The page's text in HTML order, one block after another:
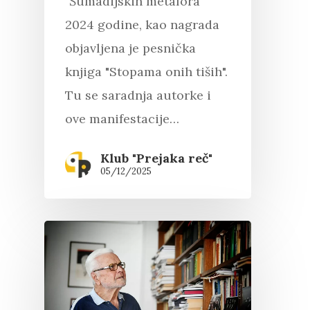
2024 godine, kao nagrada
objavljena je pesnička
knjiga "Stopama onih tiših".
Tu se saradnja autorke i
ove manifestacije…
Klub "Prejaka reč"
05/12/2025